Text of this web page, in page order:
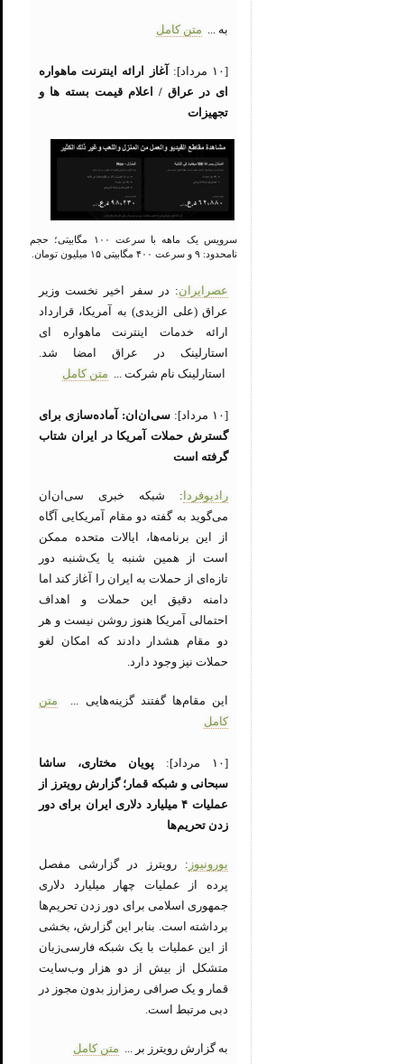
به ... متن کامل
[۱۰ مرداد]:
آغاز ارائه اینترنت ماهواره
ای در عراق / اعلام قیمت بسته ها و
تجهیزات
سرویس یک ماهه با سرعت ۱۰۰ مگابیتی؛ حجم
نامحدود: ۹ و سرعت ۴۰۰ مگابیتی ۱۵ میلیون تومان.
عصرایران: در سفر اخیر نخست وزیر
عراق (علی الزیدی) به آمریکا، قرارداد
ارائه خدمات اینترنت ماهواره ای
استارلینک در عراق امضا شد.
استارلینک نام شرکت ... متن کامل
[۱۰ مرداد]:
سی‌ان‌ان: آماده‌سازی برای
گسترش حملات آمریکا در ایران شتاب
گرفته است
رادیوفردا : شبکه خبری سی‌ان‌ان
می‌گوید به گفته دو مقام آمریکایی آگاه
از این برنامه‌ها، ایالات متحده ممکن
است از همین شنبه یا یک‌شنبه دور
تازه‌ای از حملات به ایران را آغاز کند اما
دامنه دقیق این حملات و اهداف
احتمالی آمریکا هنوز روشن نیست و هر
دو مقام هشدار دادند که امکان لغو
حملات نیز وجود دارد.
این مقام‌ها گفتند گزینه‌هایی ... متن
کامل
[۱۰ مرداد]:
پویان مختاری، ساشا
سبحانی و شبکه قمار؛ گزارش رویترز از
عملیات ۴ میلیارد دلاری ایران برای دور
زدن تحریم‌ها
یورونیوز : رویترز در گزارشی مفصل
پرده از عملیات چهار میلیارد دلاری
جمهوری اسلامی برای دور زدن تحریم‌ها
برداشته است. بنابر این گزارش، بخشی
از این عملیات با یک شبکه فارسی‌زبان
متشکل از بیش از دو هزار وب‌سایت‌
قمار و یک صرافی رمزارز بدون مجوز در
دبی مرتبط است.
به گزارش رویترز بر ... متن کامل